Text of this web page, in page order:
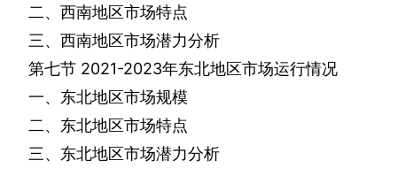
二、西南地区市场特点
三、西南地区市场潜力分析
第七节 2021-2023年东北地区市场运行情况
一、东北地区市场规模
二、东北地区市场特点
三、东北地区市场潜力分析